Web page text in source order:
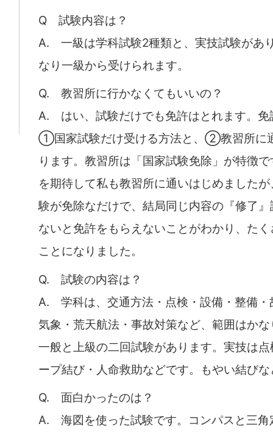
Q 試験内容は？
A. 一級は学科試験2種類と、実技試験があ
なり一級から受けられます。
Q. 教習所に行かなくてもいいの？
A. はい、試験だけでも免許はとれます。免
①国家試験だけ受ける方法と、②教習所に
ります。教習所は「国家試験免除」が特徴
を期待して私も教習所に通いはじめました
験が免除なだけで、結局同じ内容の『修了
ないと免許をもらえないことがわかり、た
ことになりました。
Q. 試験の内容は？
A. 学科は、交通方法・点検・設備・整備・
気象・荒天航法・事故対策など、範囲はか
一般と上級の二回試験があります。実技は
ープ結び・人命救助などです。もやい結び
Q. 面白かったのは？
A. 海図を使った試験です。コンパスと三角